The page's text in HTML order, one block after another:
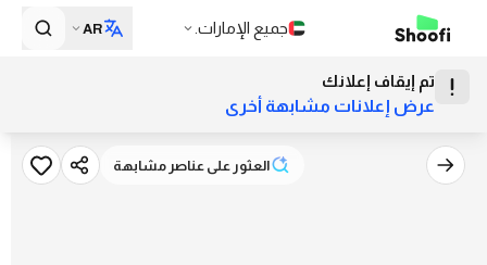
جميع الإمارات. AR
تم إيقاف إعلانك
عرض إعلانات مشابهة أخرى
العثور على عناصر مشابهةالعثور على عناصر مشابهة